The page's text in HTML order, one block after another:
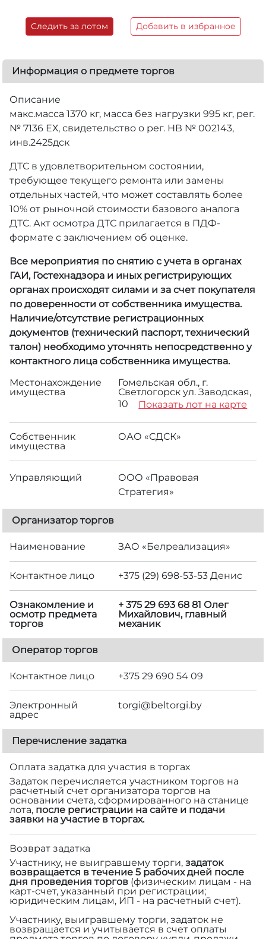
Следить за лотом Добавить в избранное
Информация о предмете торгов
Описание
макс.масса 1370 кг, масса без нагрузки 995 кг, рег.
№ 7136 ЕХ, свидетельство о рег. НВ № 002143,
инв.2425дск
ДТС в удовлетворительном состоянии,
требующее текущего ремонта или замены
отдельных частей, что может составлять более
10% от рыночной стоимости базового аналога
ДТС. Акт осмотра ДТС прилагается в ПДФ-
формате с заключением об оценке.
Все мероприятия по снятию с учета в органах
ГАИ, Гостехнадзора и иных регистрирующих
органах происходят силами и за счет покупателя
по доверенности от собственника имущества.
Наличие/отсутствие регистрационных
документов (технический паспорт, технический
талон) необходимо уточнять непосредственно у
контактного лица собственника имущества.
Местонахождение
имущества
Гомельская обл., г.
Светлогорск ул. Заводская,
10
Показать лот на карте
Собственник
имущества
ОАО «СДСК»
Управляющий
ООО «Правовая
Стратегия»
Организатор торгов
Наименование ЗАО «Белреализация»
Контактное лицо +375 (29) 698-53-53 Денис
Ознакомление и
осмотр предмета
торгов
+ 375 29 693 68 81 Олег
Михайлович, главный
механик
Оператор торгов
Контактное лицо +375 29 690 54 09
Электронный
адрес
torgi@beltorgi.by
Перечисление задатка
Оплата задатка для участия в торгах
Задаток перечисляется участником торгов на
расчетный счет организатора торгов на
основании счета, сформированного на станице
лота, после регистрации на сайте и подачи
заявки на участие в торгах.
Возврат задатка
Участнику, не выигравшему торги, задаток
возвращается в течение 5 рабочих дней после
дня проведения торгов (физическим лицам - на
карт-счет, указанный при регистрации;
юридическим лицам, ИП - на расчетный счет).
Участнику, выигравшему торги, задаток не
возвращается и учитывается в счет оплаты